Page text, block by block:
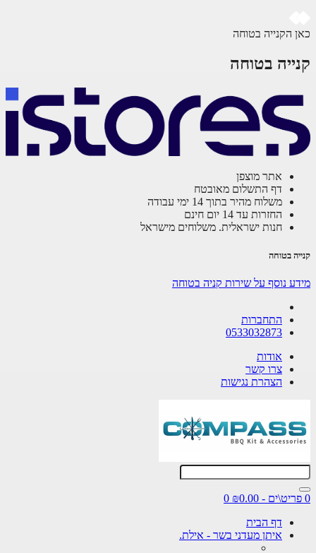
כאן הקנייה בטוחה
קנייה בטוחה
אתר מוצפן
דף התשלום מאובטח
משלוח מהיר בתוך 14 ימי עבודה
החזרות עד 14 יום חינם
חנות ישראלית. משלוחים מישראל
קנייה בטוחה
מידע נוסף על שירות קניה בטוחה
התחברות
0533032873
אודות
צרו קשר
הצהרת נגישות
0 פריט\ים - ₪0.00
0
דף הבית
איתן מעדני בשר - אילת.